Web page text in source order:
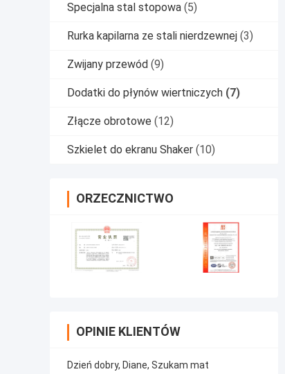
Specjalna stal stopowa (5)
Rurka kapilarna ze stali nierdzewnej (3)
Zwijany przewód (9)
Dodatki do płynów wiertniczych (7)
Złącze obrotowe (12)
Szkielet do ekranu Shaker (10)
ORZECZNICTWO
OPINIE KLIENTÓW
Dzień dobry, Diane, Szukam mat